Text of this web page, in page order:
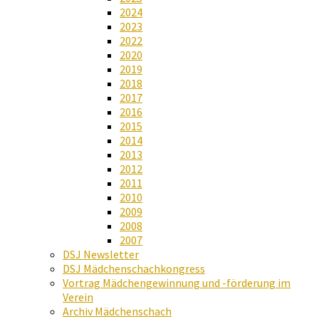
2024
2023
2022
2020
2019
2018
2017
2016
2015
2014
2013
2012
2011
2010
2009
2008
2007
DSJ Newsletter
DSJ Mädchenschachkongress
Vortrag Mädchengewinnung und -förderung im
Verein
Archiv Mädchenschach